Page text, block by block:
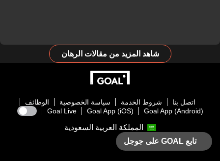
شاهد المزيد من مقالات الرهان
اتصل بنا شروط الخدمة سياسة الخصوصية
الوظائف
Goal App (Android)
Goal App (iOS)
Goal Live
المملكة العربية السعودية
تابع GOAL على جوجل